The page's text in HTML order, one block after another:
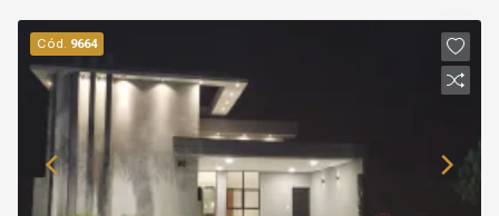
Cód. 9664